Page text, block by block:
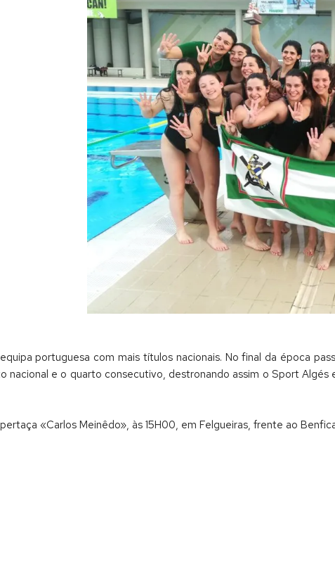
portuguesa com mais títulos nacionais. No final da época
nacional e o quarto consecutivo, destronando assim o Sport Algés
«Carlos Meinêdo», às 15H00, em Felgueiras, frente ao